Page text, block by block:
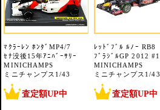
ﾏｸﾗｰﾚﾝ ﾎﾝﾀﾞMP4/7
ｾﾅ没後15年ｱﾆﾊﾞｰｻﾘｰ
MINICHAMPS
ミニチャンプス1/43
査定額UP中
ﾚｯﾄﾞﾌﾞﾙ ﾙﾉｰ RB8
ﾌﾞﾗｼﾞﾙGP 2012 #1
MINICHAMPS
ミニチャンプス1/43
査定額UP中